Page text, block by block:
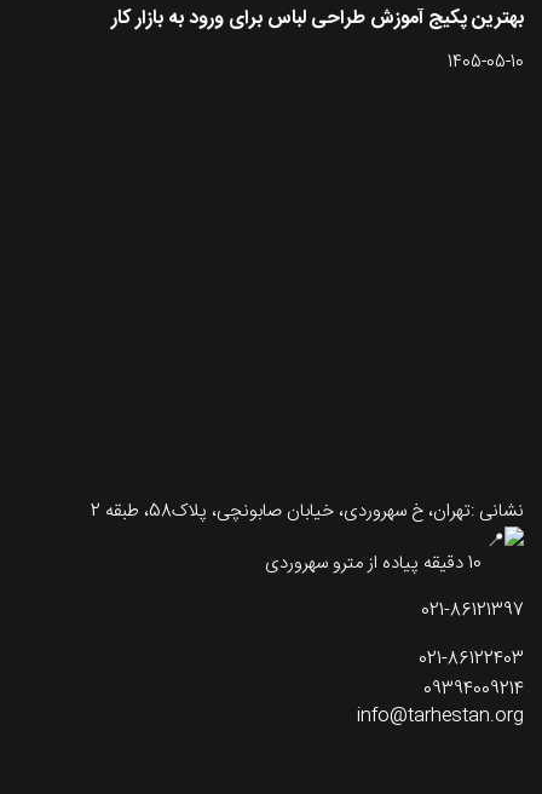
بهترین پکیج آموزش طراحی لباس برای ورود به بازار کار
1405-05-10
نشانی :تهران، خ سهروردی، خیابان صابونچی، پلاک58، طبقه 2
021-86121397
021-86122403
09394009214
info@tarhestan.org